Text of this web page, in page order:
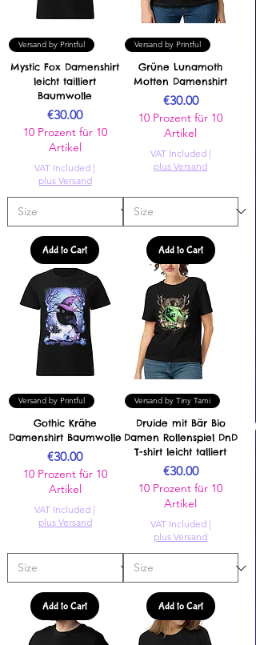
Versand by Printful
Mystic Fox Damenshirt
leicht tailliert
Baumwolle
Price
€30.00
10 Prozent für 10
Artikel
VAT Included |
plus Versand
Add to Cart
Versand by Printful
Grüne Lunamoth
Motten Damenshirt
Price
€30.00
10 Prozent für 10
Artikel
VAT Included|
plus Versand
Add to Cart
Versand by Printful
Gothic Krähe
Damenshirt Baumwolle
Price
€30.00
10 Prozent für 10
Artikel
VAT Included |
plus Versand
Add to Cart
Versand by Tiny Tami
Druide mit Bär Bio
Damen Rollenspiel DnD
T-shirt leicht talliert
Price
€30.00
10 Prozent für 10
Artikel
VAT Included|
plus Versand
Add to Cart